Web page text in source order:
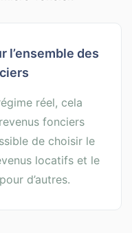
l’ensemble des
réel, cela
fonciers
de choisir le
locatifs et le
d’autres.